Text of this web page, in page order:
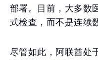
部署。目前，大多数
式检查，而不是连续
尽管如此，阿联酋处